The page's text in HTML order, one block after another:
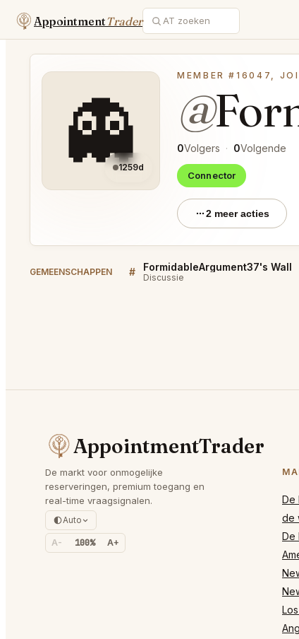
AppointmentTrader
👻
1259d
MEMBER #16047,
@
0Volgers · 0Volgende
Connector
2 meer acties
GEMEENSCHAPPEN # FormidableArgument37's Wall
Discussie
AppointmentTrader
De markt voor onmogelijke
reserveringen, premium toegang en
real-time vraagsignalen.
Auto
A- 100% A+
De
de
De